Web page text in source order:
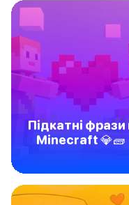
Підкатні фрази
Minecraft 💎🧱